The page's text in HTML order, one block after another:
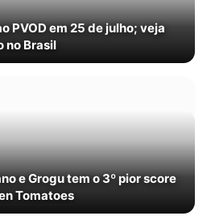
PVOD em 25 de julho; veja
no Brasil
e Grogu tem o 3º pior score
Tomatoes